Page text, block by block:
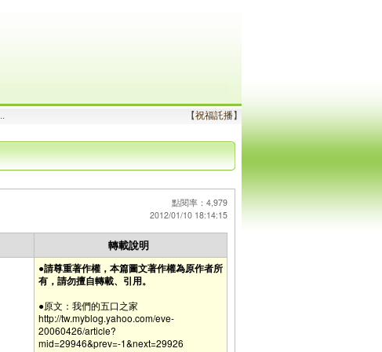
【祝福託播】
點閱率：4,979
2012/01/10 18:14:15
轉載說明
●請尊重著作權，本篇圖文著作權為原作者所
有，請勿擅自轉載、引用。
●原文：我們的五口之家
http://tw.myblog.yahoo.com/eve-
20060426/article?
mid=29946&prev=-1&next=29926